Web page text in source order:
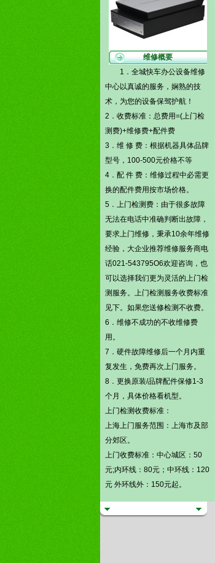
维修概要
1．全城快车办公设备维修
中心以真诚的服务，娴熟的技
术，为您的设备保驾护航！
2．收费标准：总费用=(上门检
测费)+维修费+配件费
3．维 修 费：根据机器具体品牌
型号，100-500元价格不等
4．配 件 费：维修过程中必需更
换的配件费用按市场价格。
5． 上门检测费 ：由于很多故障
无法在电话中准确判断出故障，
要求上门维修，秉承10余年维修
经验，大企业推荐维修服务商电
话021-543795O6欢迎咨询，也
可以选择我们更为灵活的上门检
测 服务。 上门检测 服务收费标准
见下。如果您送修检测不收费。
6．维修不成功的不收维修费
用。
7．硬件故障维修后一个月内重
复发生，免费再次上门服务。
8．更换原装/品牌配件保修1-3
个月，具体价格看机型。
上门检测收费标准：
上海上门服务范围：上海市及部
分郊区。
上门收费标准：中心城区：50
元;内环线：80元；中环线：120
元 外环线外：150元起。